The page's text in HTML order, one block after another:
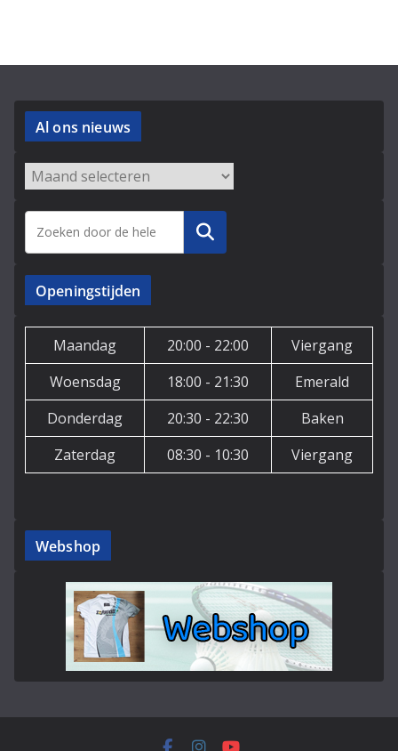
Al ons nieuws
Archieven
Zoeken
Openingstijden
Maandag 20:00 - 22:00
Viergang
Woensdag
18:00 - 21:30
Emerald
Donderdag
20:30 - 22:30
Baken
Zaterdag
08:30 - 10:30 Viergang
Webshop